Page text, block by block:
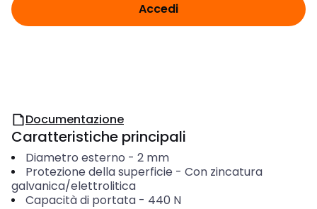
Accedi
Documentazione
Caratteristiche principali
Diametro esterno - 2 mm
Protezione della superficie - Con zincatura
galvanica/elettrolitica
Capacità di portata- 440 N